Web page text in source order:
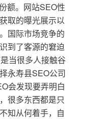
额。网站SEO性
取的曝光展示以
国际市场竞争的
到了客源的窘迫
当很多人接触谷
永寿县SEO公司
会发现要弄明白
很多东西都是只
知从何着手，自